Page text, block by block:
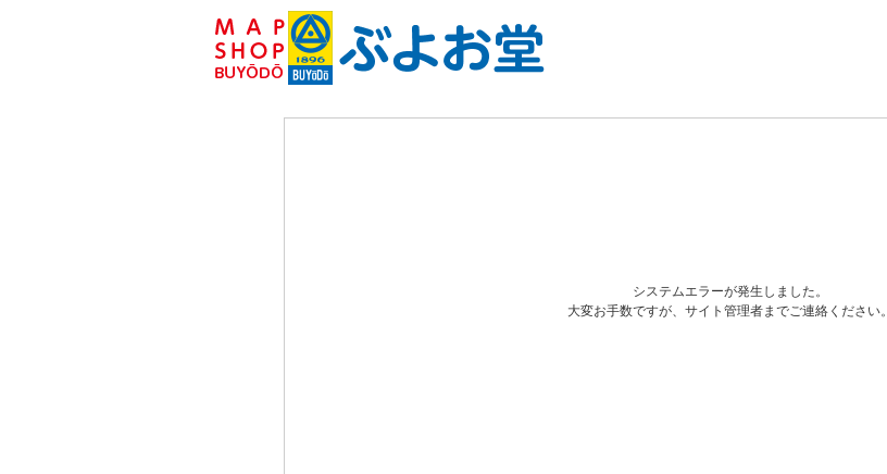
システムエラーが発生しました。
大変お手数ですが、サイト管理者までご連絡ください。